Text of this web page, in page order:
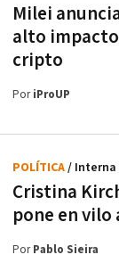
Milei
alto
cripto
PoriProUP
Cristina
pone en vilo
POLÍTICA/ Interna
PorPablo Sieira